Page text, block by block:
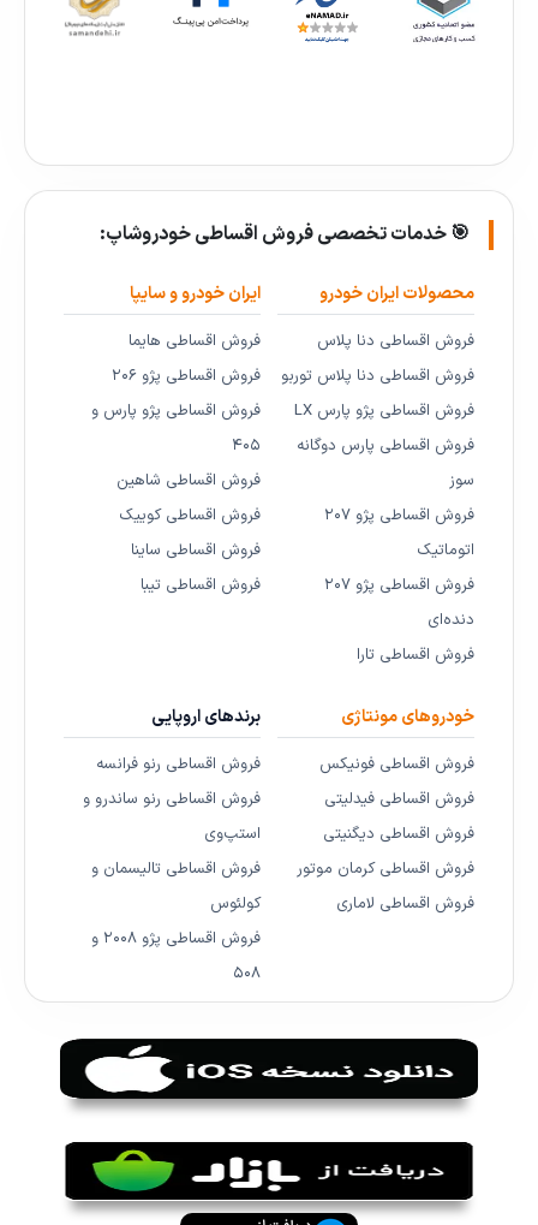
🎯 خدمات تخصصی فروش اقساطی خودروشاپ:
محصولات ایران خودرو
فروش اقساطی دنا پلاس
فروش اقساطی دنا پلاس توربو
فروش اقساطی پژو پارس LX
فروش اقساطی پارس دوگانه
سوز
فروش اقساطی پژو ۲۰۷
اتوماتیک
فروش اقساطی پژو ۲۰۷
دنده‌ای
فروش اقساطی تارا
ایران خودرو و سایپا
فروش اقساطی هایما
فروش اقساطی پژو ۲۰۶
فروش اقساطی پژو پارس و
۴۰۵
فروش اقساطی شاهین
فروش اقساطی کوییک
فروش اقساطی ساینا
فروش اقساطی تیبا
خودروهای مونتاژی
فروش اقساطی فونیکس
فروش اقساطی فیدلیتی
فروش اقساطی دیگنیتی
فروش اقساطی کرمان موتور
فروش اقساطی لاماری
برندهای اروپایی
فروش اقساطی رنو فرانسه
فروش اقساطی رنو ساندرو و
استپ‌وی
فروش اقساطی تالیسمان و
کولئوس
فروش اقساطی پژو ۲۰۰۸ و
۵۰۸